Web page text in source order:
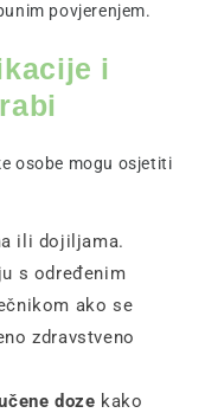
povjerenjem.
i
osobe mogu osjetiti
ili dojiljama.
s određenim
ako se
zdravstveno
doze kako